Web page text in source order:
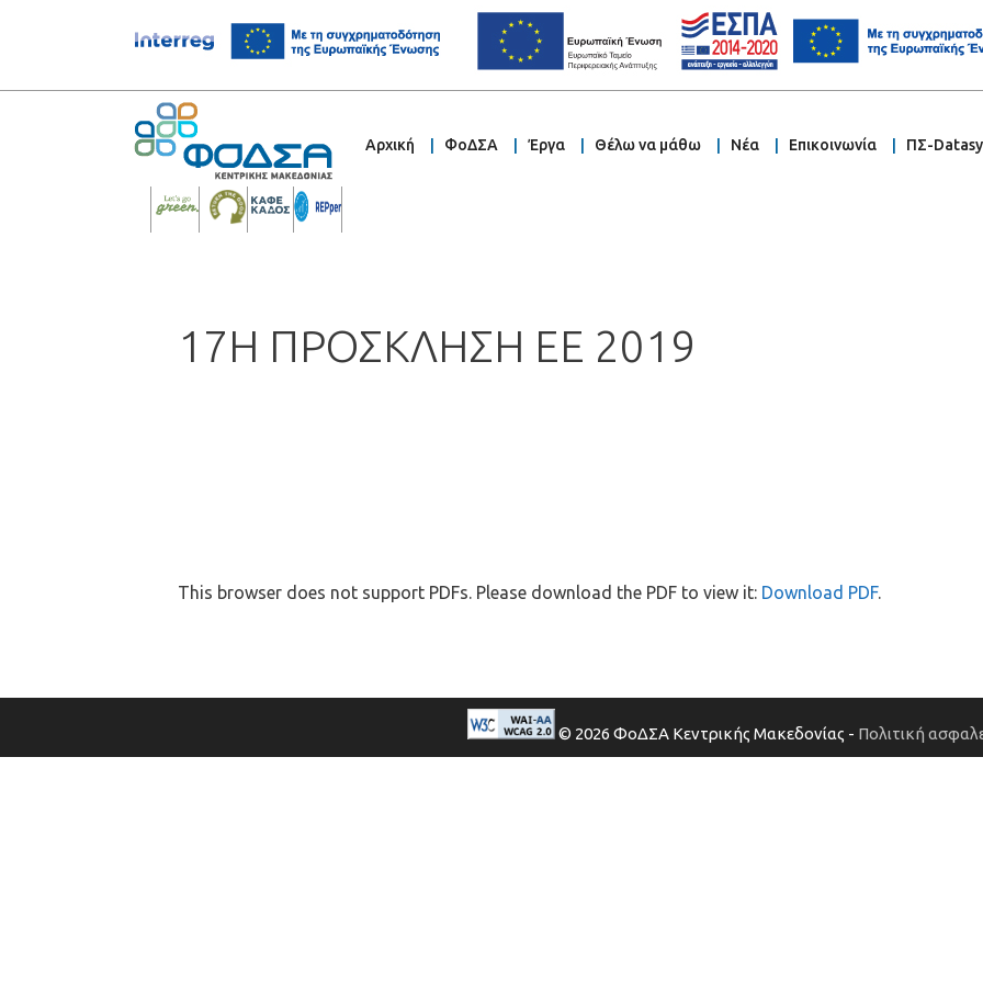
Αρχική ΦοΔΣΑ Έργα Θέλω να μάθω Νέα Επικοινωνία ΠΣ-
17Η ΠΡΟΣΚΛΗΣΗ ΕΕ 2019
This browser does not support PDFs. Please download the PDF to view it: Download PDF.
© 2026 ΦοΔΣΑ Κεντρικής Μακεδονίας - Πολιτική